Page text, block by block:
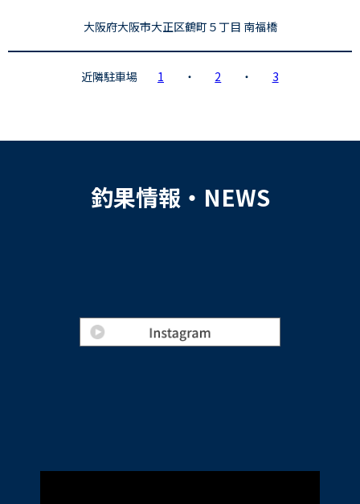
大阪府大阪市大正区鶴町５丁目 南福橋
近隣駐車場 1 ・ 2 ・ 3
釣果情報・NEWS